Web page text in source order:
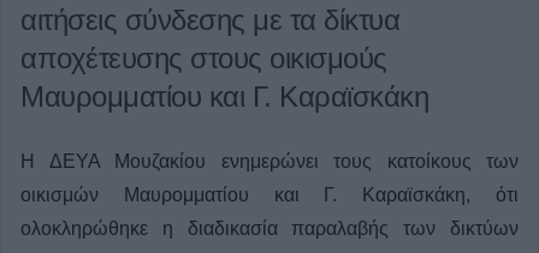
αιτήσεις σύνδεσης με τα δίκτυα
αποχέτευσης στους οικισμούς
Μαυρομματίου και Γ. Καραϊσκάκη
Η ΔΕΥΑ Μουζακίου ενημερώνει τους κατοίκους των
οικισμών Μαυρομματίου και Γ. Καραϊσκάκη, ότι
ολοκληρώθηκε η διαδικασία παραλαβής των δικτύων